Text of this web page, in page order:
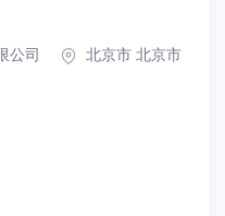
公司
北京市 北京市